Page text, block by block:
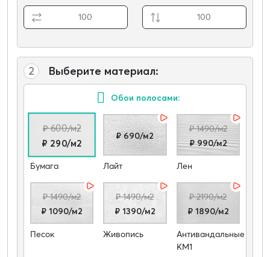
2 Выберите материал:
Обои полосами:
₽ 600/м2
₽ 290/м2
Бумага
₽ 690/м2
Лайт
₽ 1490/м2
₽ 990/м2
Лен
₽ 1490/м2
₽ 1090/м2
Песок
₽ 1490/м2
₽ 1390/м2
Живопись
₽ 2190/м2
₽ 1890/м2
Антивандальные
КМ1